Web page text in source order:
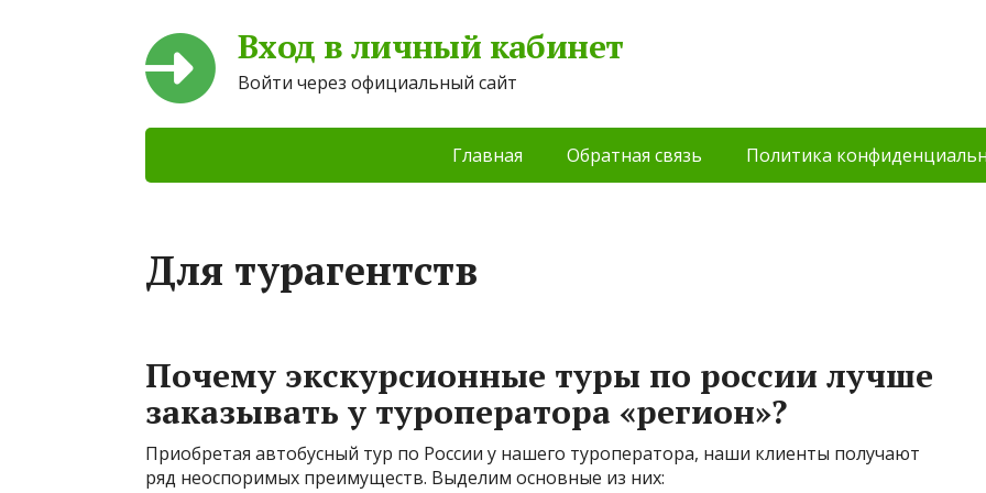
Вход в личный кабинет
Войти через официальный сайт
Главная Обратная связь Политика
Для турагентств
Почему экскурсионные туры по россии лучше
заказывать у туроператора «регион»?
Приобретая автобусный тур по России у нашего туроператора, наши клиенты получают
ряд неоспоримых преимуществ. Выделим основные из них: